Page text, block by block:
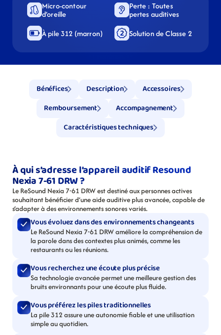
Micro-contour
d’oreille
Perte : Toutes
pertes auditives
À pile 312 (marron)
Solution de Classe 2
Bénéfices Description
Accessoires
Remboursement
Accompagnement
Caractéristiques techniques
À qui s’adresse l’appareil auditif Resound
Nexia 7-61 DRW ?
Le ReSound Nexia 7-61 DRW est destiné aux personnes actives
souhaitant bénéficier d’une aide auditive plus avancée, capable de
s’adapter à des environnements sonores variés.
Vous évoluez dans des environnements changeants
Le ReSound Nexia 7-61 DRW améliore la compréhension de
la parole dans des contextes plus animés, comme les
restaurants ou les réunions.
Vous recherchez une écoute plus précise
Sa technologie avancée permet une meilleure gestion des
bruits environnants pour une écoute plus fluide.
Vous préférez les piles traditionnelles
La pile 312 assure une autonomie fiable et une utilisation
simple au quotidien.